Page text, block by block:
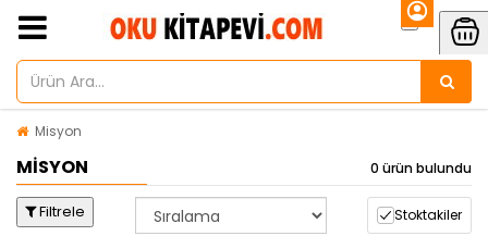
Misyon
MISYON 0 ürün bulundu
Filtrele Stoktakiler